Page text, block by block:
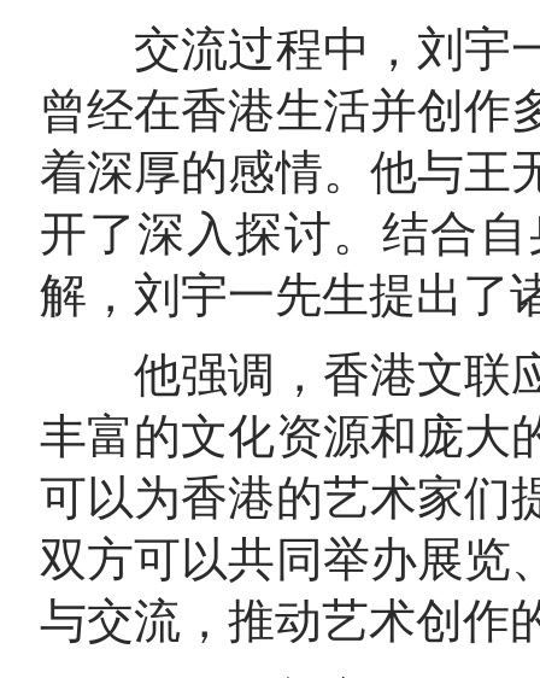
交流过程中，刘宇一
曾经在香港生活并创作
着深厚的感情。他与王
开了深入探讨。结合
解，刘宇一先生提出了
他强调，香港文联应
丰富的文化资源和庞大
可以为香港的艺术家们
双方可以共同举办展览
与交流，推动艺术创作